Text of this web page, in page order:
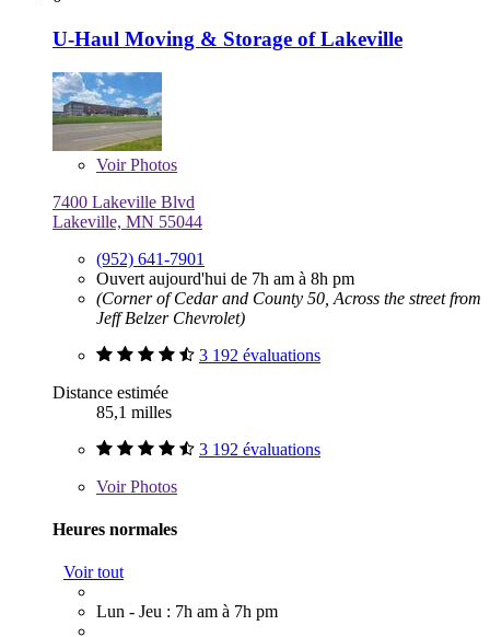
U-Haul Moving & Storage of Lakeville
VoirPhotos
7400 Lakeville Blvd
Lakeville, MN 55044
(952) 641-7901
Ouvert aujourd'hui de 7h am à 8h pm
(Corner of Cedar and County 50, Across the street from
Jeff Belzer Chevrolet)
3 192 évaluations
Distance estimée
85,1 milles
3 192 évaluations
VoirPhotos
Heures normales
Voir tout
Lun - Jeu : 7h am à 7h pm